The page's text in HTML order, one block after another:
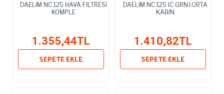
DAELİM NC 125 HAVA FILTRESI
KOMPLE
1.355,44TL
SEPETE EKLE
DAELİM NC 125 IC GRNJ.ORTA
KABIN
1.410,82TL
SEPETE EKLE